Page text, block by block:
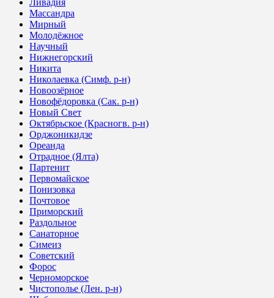
Ливадия
Массандра
Мирный
Молодёжное
Научный
Нижнегорский
Никита
Николаевка (Симф. р-н)
Новоозёрное
Новофёдоровка (Сак. р-н)
Новый Свет
Октябрьское (Красногв. р-н)
Орджоникидзе
Ореанда
Отрадное (Ялта)
Партенит
Первомайское
Понизовка
Почтовое
Приморский
Раздольное
Санаторное
Симеиз
Советский
Форос
Черноморское
Чистополье (Лен. р-н)